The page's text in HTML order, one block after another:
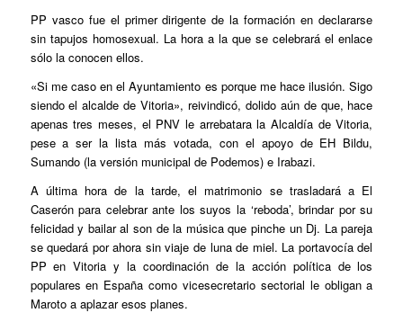
PP vasco fue el primer dirigente de la formación en declararse
sin tapujos homosexual. La hora a la que se celebrará el enlace
sólo la conocen ellos.
«Si me caso en el Ayuntamiento es porque me hace ilusión. Sigo
siendo el alcalde de Vitoria», reivindicó, dolido aún de que, hace
apenas tres meses, el PNV le arrebatara la Alcaldía de Vitoria,
pese a ser la lista más votada, con el apoyo de EH Bildu,
Sumando (la versión municipal de Podemos) e Irabazi.
A última hora de la tarde, el matrimonio se trasladará a El
Caserón para celebrar ante los suyos la ‘reboda’, brindar por su
felicidad y bailar al son de la música que pinche un Dj. La pareja
se quedará por ahora sin viaje de luna de miel. La portavocía del
PP en Vitoria y la coordinación de la acción política de los
populares en España como vicesecretario sectorial le obligan a
Maroto a aplazar esos planes.